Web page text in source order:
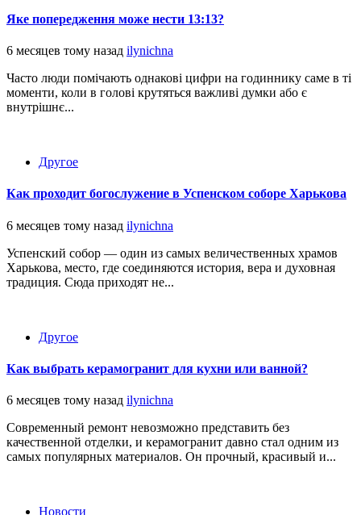
Яке попередження може нести 13:13?
6 месяцев тому назад ilynichna
Часто люди помічають однакові цифри на годиннику саме в ті
моменти, коли в голові крутяться важливі думки або є
внутрішнє...
Другое
Как проходит богослужение в Успенском соборе Харькова
6 месяцев тому назад ilynichna
Успенский собор — один из самых величественных храмов
Харькова, место, где соединяются история, вера и духовная
традиция. Сюда приходят не...
Другое
Как выбрать керамогранит для кухни или ванной?
6 месяцев тому назад ilynichna
Современный ремонт невозможно представить без
качественной отделки, и керамогранит давно стал одним из
самых популярных материалов. Он прочный, красивый и...
Новости